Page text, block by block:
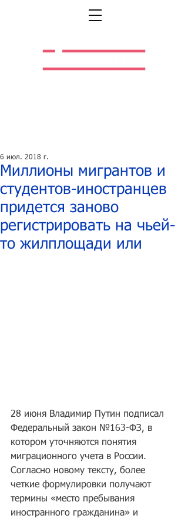
Миллионы мигрантов и
студентов-иностранцев
придется заново
регистрировать на чьей-
то жилплощади или
6 июл. 2018 г.
28 июня Владимир Путин подписал
Федеральный закон №163-ФЗ, в
котором уточняются понятия
миграционного учета в России.
Согласно новому тексту, более
четкие формулировки получают
термины «место пребывания
иностранного гражданина» и